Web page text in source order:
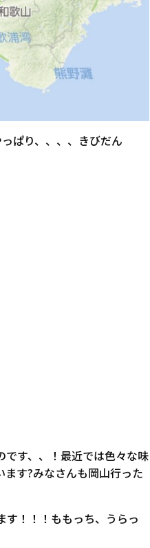
ぱり、、、、きびだん
す、、！最近では色々な味
す?みなさんも岡山行った
す！！！ももっち、うらっ